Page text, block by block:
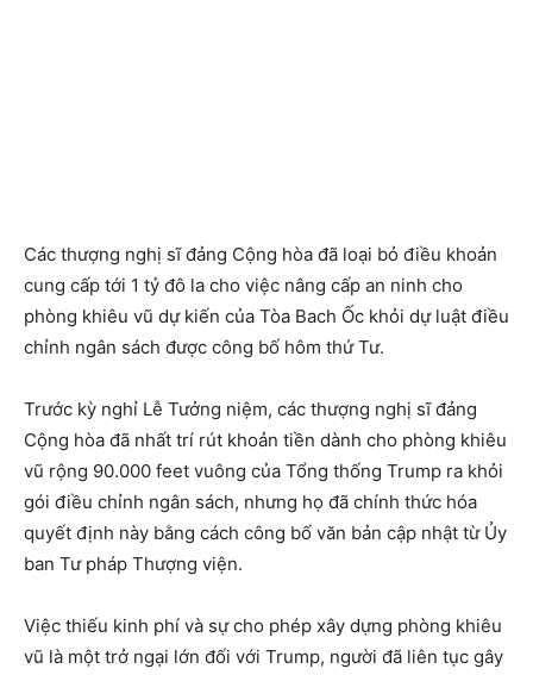
Các thượng nghị sĩ đảng Cộng hòa đã loại bỏ điều khoản
cung cấp tới 1 tỷ đô la cho việc nâng cấp an ninh cho
phòng khiêu vũ dự kiến ​​của Tòa Bach Ốc khỏi dự luật điều
chỉnh ngân sách được công bố hôm thứ Tư.
Trước kỳ nghỉ Lễ Tưởng niệm, các thượng nghị sĩ đảng
Cộng hòa đã nhất trí rút khoản tiền dành cho phòng khiêu
vũ rộng 90.000 feet vuông của Tổng thống Trump ra khỏi
gói điều chỉnh ngân sách, nhưng họ đã chính thức hóa
quyết định này bằng cách công bố văn bản cập nhật từ Ủy
ban Tư pháp Thượng viện.
Việc thiếu kinh phí và sự cho phép xây dựng phòng khiêu
vũ là một trở ngại lớn đối với Trump, người đã liên tục gây